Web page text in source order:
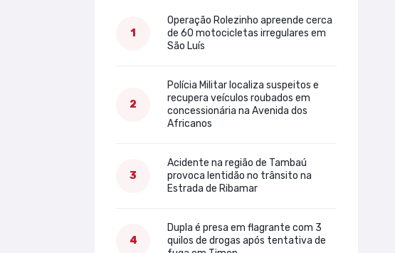
Operação Rolezinho apreende cerca
de 60 motocicletas irregulares em
São Luís
Polícia Militar localiza suspeitos e
recupera veículos roubados em
concessionária na Avenida dos
Africanos
Acidente na região de Tambaú
provoca lentidão no trânsito na
Estrada de Ribamar
Dupla é presa em flagrante com 3
quilos de drogas após tentativa de